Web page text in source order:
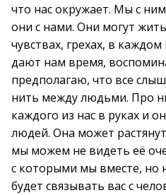
что нас окружает. Мы с
они с нами. Они могут
чувствах, грехах, в
дают нам время,
предполагаю, что все
нить между людьми. Про
каждого из нас в руках и
людей. Она может
мы можем не видеть её
с которыми мы вместе, но
будет связывать вас с